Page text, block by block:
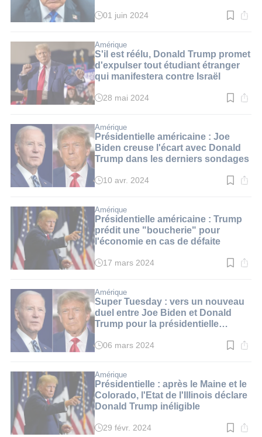
Temps
:
2
min.
01 juin 2024
Amérique
S'il est réélu, Donald Trump promet
d'expulser tout étudiant étranger
qui manifestera contre Israël
Temps
:
2
min.
28 mai 2024
Amérique
Présidentielle américaine : Joe
Biden creuse l'écart avec Donald
Trump dans les derniers sondages
Temps
:
2
min.
10 avr. 2024
Amérique
Présidentielle américaine : Trump
prédit une "boucherie" pour
l'économie en cas de défaite
Temps
:
2
min.
17 mars 2024
Amérique
Super Tuesday : vers un nouveau
duel entre Joe Biden et Donald
Trump pour la présidentielle
Temps
:
2
min.
06 mars 2024
Amérique
Présidentielle : après le Maine et le
Colorado, l'Etat de l'Illinois déclare
Donald Trump inéligible
Temps
29 févr. 2024